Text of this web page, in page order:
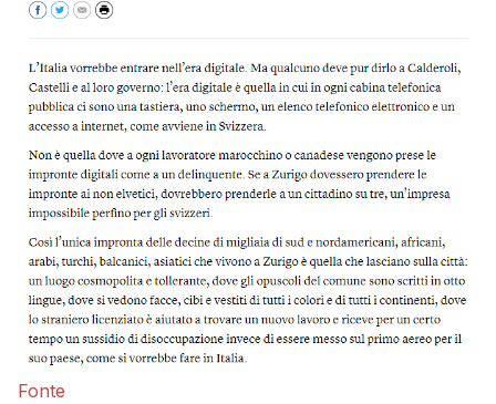
Fonte